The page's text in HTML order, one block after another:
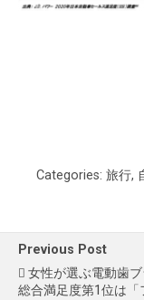
Categories: 旅行,
Previous Post
女性が選ぶ電動歯ブ
総合満足度第1位は「